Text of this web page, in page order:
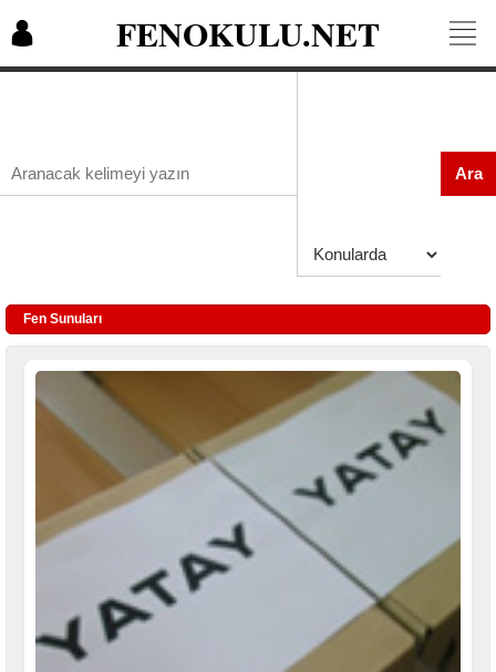
FENOKULU.NET
Ara
Fen Sunuları